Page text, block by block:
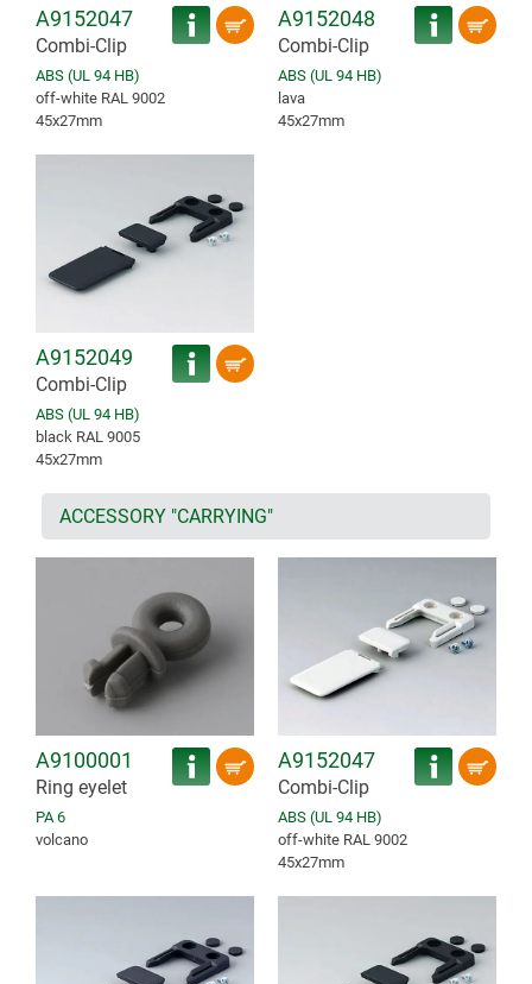
A9152047
Combi-Clip
ABS (UL 94 HB)
off-white RAL 9002
45x27mm
A9152048
Combi-Clip
ABS (UL 94 HB)
lava
45x27mm
A9152049
Combi-Clip
ABS (UL 94 HB)
black RAL 9005
45x27mm
ACCESSORY "CARRYING"
A9100001
Ring eyelet
PA 6
volcano
A9152047
Combi-Clip
ABS (UL 94 HB)
off-white RAL 9002
45x27mm